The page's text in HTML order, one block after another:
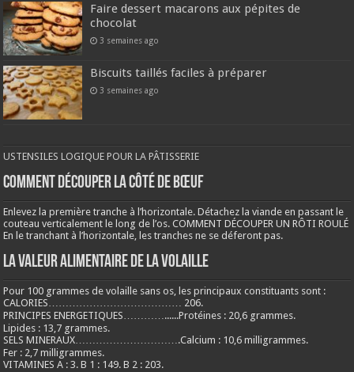
Faire dessert macarons aux pépites de
chocolat
3 semaines ago
Biscuits taillés faciles à préparer
3 semaines ago
USTENSILES LOGIQUE POUR LA PÂTISSERIE
COMMENT DÉCOUPER LA CÔTÉ DE BŒUF
Enlevez la première tranche à l’horizontale. Détachez la viande en passant le
couteau verticalement le long de l’os. COMMENT DÉCOUPER UN RÔTI ROULÉ
En le tranchant à l’horizontale, les tranches ne se déferont pas.
LA VALEUR ALIMENTAIRE DE LA VOLAILLE
Pour 100 grammes de volaille sans os, les principaux constituants sont :
CALORIES………………………………… 206.
PRINCIPES ENERGETIQUES…………......Protéines : 20,6 grammes.
Lipides : 13,7 grammes.
SELS MINERAUX………………………….Calcium : 10,6 milligrammes.
Fer : 2,7 milligrammes.
VITAMINES A : 3. B 1 : 149. B 2 : 203.